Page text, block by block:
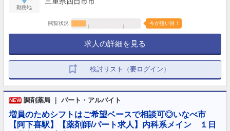
勤務地
閲覧状況 今が狙い目！
求人の詳細を見る
検討リスト（要ログイン）
NEW 調剤薬局 ｜ パート・アルバイト
増員のためシフトはご希望ベースで相談可◎いなべ市
【阿下喜駅】【薬剤師/パート求人】内科系メイン １日